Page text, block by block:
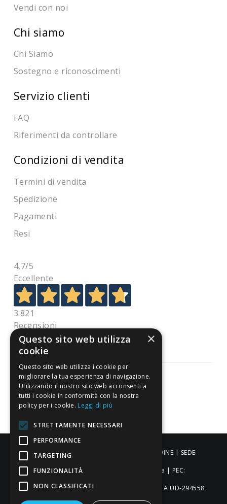
Vendi con noi
Chi siamo
Chi Siamo
Sostegno e riconoscimenti
Servizio clienti
FAQ
Riferimenti da controllare
Condizioni di vendita
Termini di vendita
Spedizione
Pagamenti
Resi
4,7/5
Eccellente
3.821
Recensioni
Pagamenti sicuri
ALDIGIÙ S.R.L. | Via Cortazzis 15 33100 - UDINE | SEDE
OPERATIVA: Via del Progresso 3 - Padova | PEC:
aldigiusrl@pec.it | C.F. e P.IVA 02873920306 REA UD-294558
×
Questo sito web utilizza
cookie
Questo sito web utilizza i cookie per
migliorare la tua esperienza di navigazione.
Utilizzando il nostro sito web acconsenti a
tutti i cookie in conformità con la nostra
policy per i cookie. Leggi di più
STRETTAMENTE NECESSARI
PERFORMANCE
TARGETING
FUNZIONALITÀ
NON CLASSIFICATI